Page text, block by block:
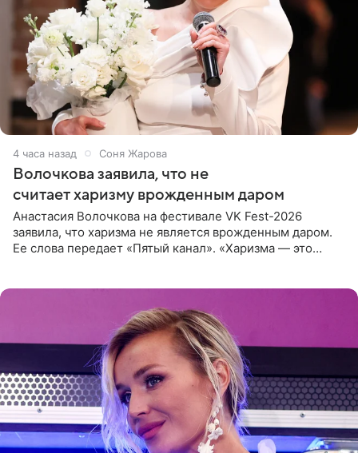
4 часа назад Соня Жарова
Волочкова заявила, что не
считает харизму врожденным даром
Анастасия Волочкова на фестивале VK Fest-2026
заявила, что харизма не является врожденным даром.
Ее слова передает «Пятый канал». «Харизма — это